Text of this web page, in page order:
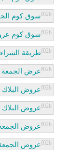
سوق كوم
سوق كوم
طريقة
عرض الجمعة
عروض
عروض البلاك
عروض الجمعة
عروض